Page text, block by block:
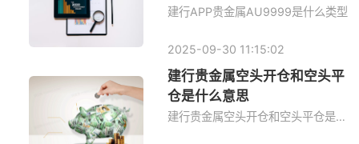
建行APP贵金属AU9999是什么类型
2025-09-30 11:15:02
建行贵金属空头开仓和空头平
仓是什么意思
建行贵金属空头开仓和空头平仓是什么意思